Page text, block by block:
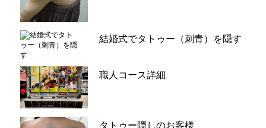
結婚式でタトゥー（刺青）を隠す
職人コース詳細
タトゥー隠しのお客様